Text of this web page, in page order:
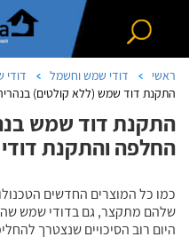
ראשי דודי שמש וחשמל
התקנת דוד שמש (ללא קולטים)
התקנת דוד שמש
החלפה והתקנת
כמו כל המוצרים החדשים
שלהם מתקצר, גם בדודי שמש